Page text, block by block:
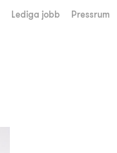
Lediga jobb Pressrum